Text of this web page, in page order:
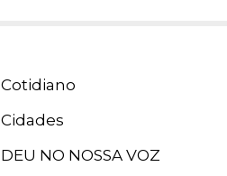
Cotidiano
Cidades
DEU NO NOSSA VOZ